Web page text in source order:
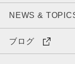
NEWS &
ブログ